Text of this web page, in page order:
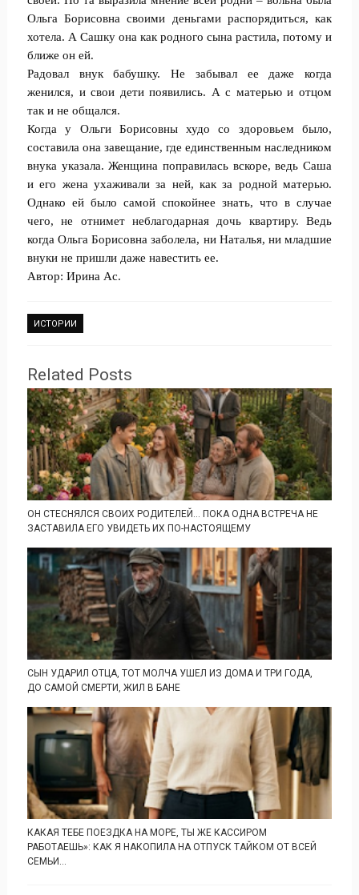
Ольга Борисовна своими деньгами распорядиться, как
хотела. А Сашку она как родного сына растила, потому и
ближе он ей.
Радовал внук бабушку. Не забывал ее даже когда
женился, и свои дети появились. А с матерью и отцом
так и не общался.
Когда у Ольги Борисовны худо со здоровьем было,
составила она завещание, где единственным наследником
внука указала. Женщина поправилась вскоре, ведь Саша
и его жена ухаживали за ней, как за родной матерью.
Однако ей было самой спокойнее знать, что в случае
чего, не отнимет неблагодарная дочь квартиру. Ведь
когда Ольга Борисовна заболела, ни Наталья, ни младшие
внуки не пришли даже навестить ее.
Автор: Ирина Ас.
ИСТОРИИ
Related Posts
ОН СТЕСНЯЛСЯ СВОИХ РОДИТЕЛЕЙ… ПОКА ОДНА ВСТРЕЧА НЕ
ЗАСТАВИЛА ЕГО УВИДЕТЬ ИХ ПО-НАСТОЯЩЕМУ
СЫН УДАРИЛ ОТЦА, ТОТ МОЛЧА УШЕЛ ИЗ ДОМА И ТРИ ГОДА,
ДО САМОЙ СМЕРТИ, ЖИЛ В БАНЕ
КАКАЯ ТЕБЕ ПОЕЗДКА НА МОРЕ, ТЫ ЖЕ КАССИРОМ
РАБОТАЕШЬ»: КАК Я НАКОПИЛА НА ОТПУСК ТАЙКОМ ОТ ВСЕЙ
СЕМЬИ...